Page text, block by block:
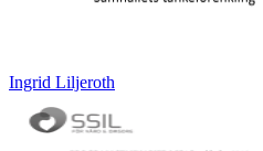
Ingrid Liljeroth